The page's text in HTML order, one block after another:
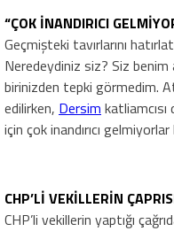
“ÇOK İNANDIRICI
Geçmişteki tavırlarını
Neredeydiniz siz? Siz benim
birinizden tepki görmedim.
edilirken, Dersim
için çok inandırıcı gelmiyorlar
CHP’Lİ VEKİLLERİN
CHP’li vekillerin yaptığı